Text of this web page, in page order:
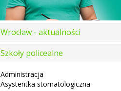
Wrocław - aktualności
Szkoły policealne
Administracja
Asystentka stomatologiczna